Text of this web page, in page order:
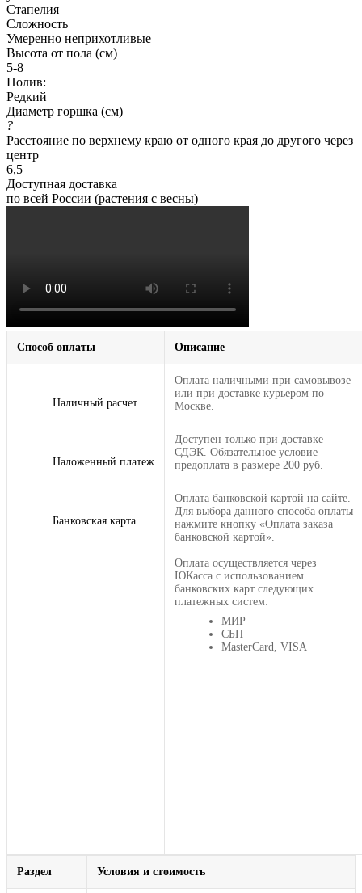
Стапелия
Сложность
Умеренно неприхотливые
Высота от пола (см)
5-8
Полив:
Редкий
Диаметр горшка (см)
?
Расстояние по верхнему краю от одного края до другого через
центр
6,5
Доступная доставка
по всей России (растения с весны)
Способ оплаты Описание
Наличный расчет
Оплата наличными при самовывозе
или при доставке курьером по
Москве.
Наложенный платеж
Доступен только при доставке
СДЭК. Обязательное условие —
предоплата в размере 200 руб.
Банковская карта
Оплата банковской картой на сайте.
Для выбора данного способа оплаты
нажмите кнопку «Оплата заказа
банковской картой».
Оплата осуществляется через
ЮКасса с использованием
банковских карт следующих
платежных систем:
МИР
СБП
MasterCard, VISA
Раздел Условия и стоимость